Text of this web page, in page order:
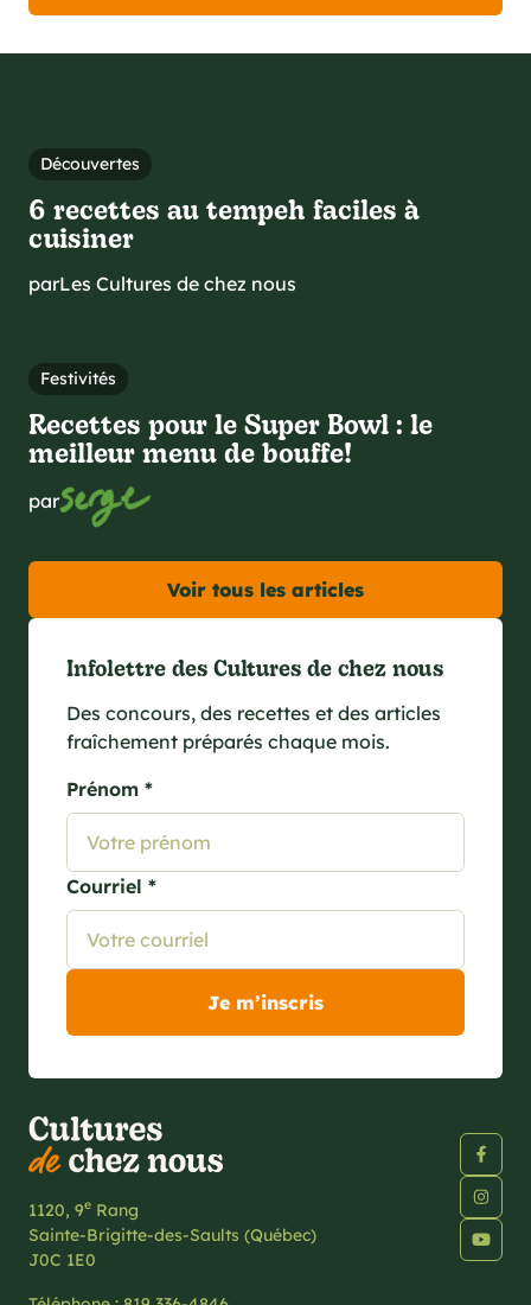
Découvertes
6 recettes au tempeh faciles à
cuisiner
parLes Cultures de chez nous
Festivités
Recettes pour le Super Bowl : le
meilleur menu de bouffe!
par
Voir tous les articles
Infolettre des Cultures de chez nous
Des concours, des recettes et des articles
fraîchement préparés chaque mois.
Prénom *
Courriel *
1120, 9e Rang
Sainte-Brigitte-des-Saults (Québec)
J0C 1E0